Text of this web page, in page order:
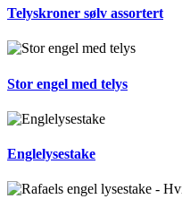
Telyskroner sølv assortert
Stor engel med telys
Englelysestake